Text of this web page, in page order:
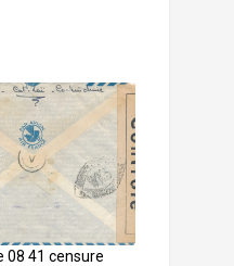
08 41 censure